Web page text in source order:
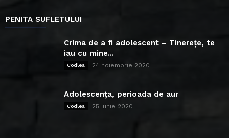
PENITA SUFLETULUI
Crima de a fi adolescent – Tinerețe, te
iau cu mine...
Codlea 24 noiembrie 2020
Adolescența, perioada de aur
Codlea 25 iunie 2020